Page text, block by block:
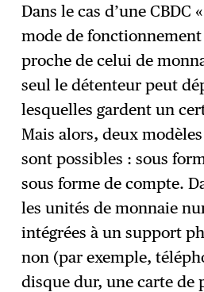
Dans le cas d’une CBDC
mode de
proche de celui de
seul le détenteur peut
lesquelles gardent un
Mais alors, deux
sont possibles : sous
sous forme de compte.
les unités de monnaie
intégrées à un support
non (par exemple,
disque dur, une carte de